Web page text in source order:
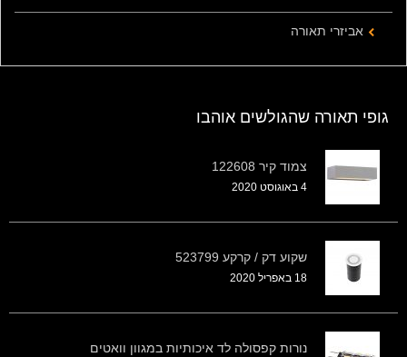
אביזרי תאורה
גופי תאורה שהגולשים אוהבו
צמוד קיר 122608
4 באוגוסט 2020
שקוע דק / קרקע 523799
18 באפריל 2020
נורות קפסולה לד איכותיות במגוון וואטים